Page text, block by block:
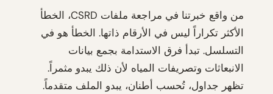
من واقع خبرتنا في مراجعة ملفات CSRD، الخطأ
الأكثر تكراراً ليس في الأرقام ذاتها. الخطأ هو في
التسلسل. تبدأ فرق الاستدامة بجمع بيانات
الانبعاثات وتصريفات المياه لأن ذلك يبدو مثمراً.
تظهر جداول، تُحسب أطنان، يبدو الملف متقدماً.